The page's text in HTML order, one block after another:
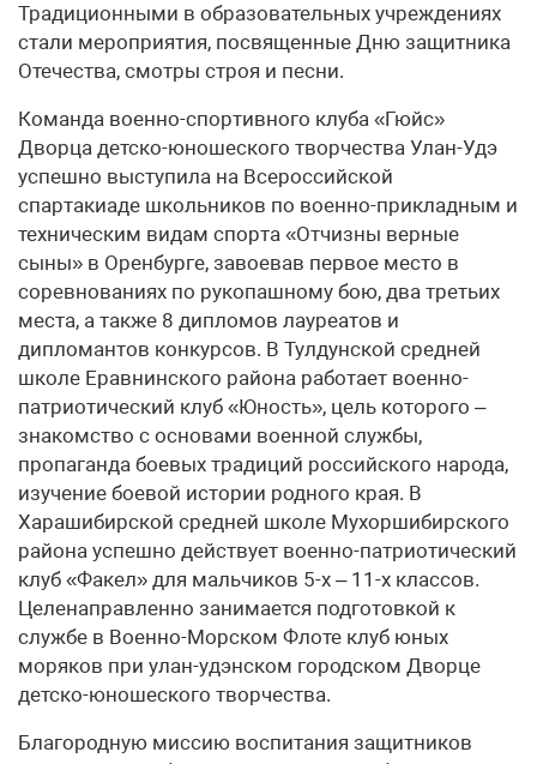
Традиционными в образовательных учреждениях
стали мероприятия, посвященные Дню защитника
Отечества, смотры строя и песни.
Команда военно-спортивного клуба «Гюйс»
Дворца детско-юношеского творчества Улан-Удэ
успешно выступила на Всероссийской
спартакиаде школьников по военно-прикладным и
техническим видам спорта «Отчизны верные
сыны» в Оренбурге, завоевав первое место в
соревнованиях по рукопашному бою, два третьих
места, а также 8 дипломов лауреатов и
дипломантов конкурсов. В Тулдунской средней
школе Еравнинского района работает военно-
патриотический клуб «Юность», цель которого –
знакомство с основами военной службы,
пропаганда боевых традиций российского народа,
изучение боевой истории родного края. В
Харашибирской средней школе Мухоршибирского
района успешно действует военно-патриотический
клуб «Факел» для мальчиков 5-х – 11-х классов.
Целенаправленно занимается подготовкой к
службе в Военно-Морском Флоте клуб юных
моряков при улан-удэнском городском Дворце
детско-юношеского творчества.
Благородную миссию воспитания защитников